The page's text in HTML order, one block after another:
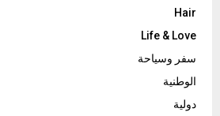
Hair
Life & Love
سفر وسياحة
الوطنية
دولية